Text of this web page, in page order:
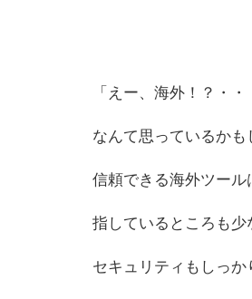
「えー、海外！？・・
なんて思っているかも
信頼できる海外ツール
指しているところも少
セキュリティもしっか